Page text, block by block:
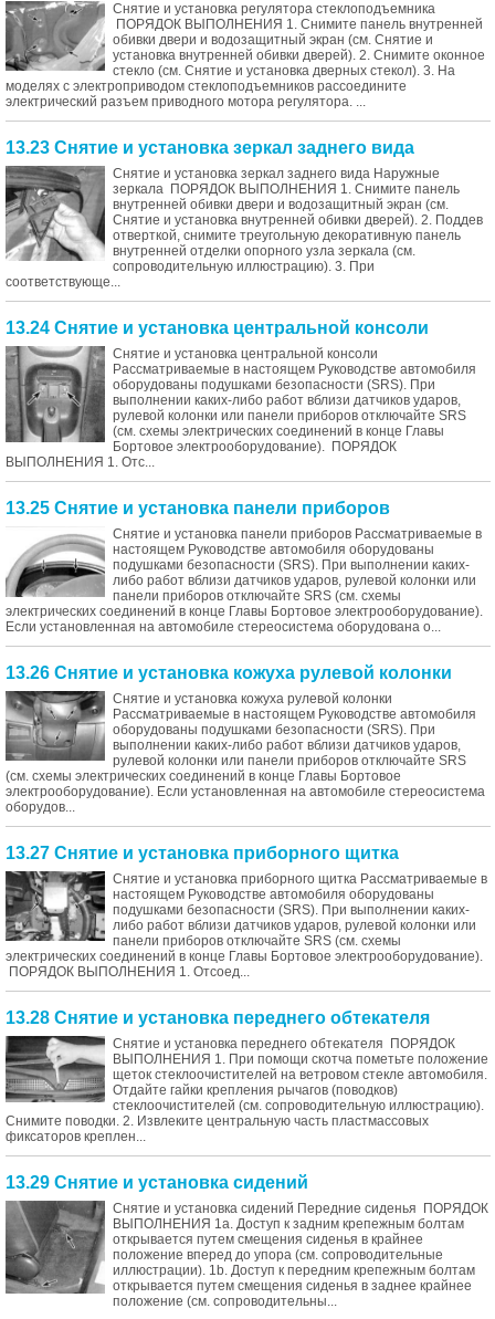
Снятие и установка регулятора стеклоподъемника
ПОРЯДОК ВЫПОЛНЕНИЯ 1. Снимите панель внутренней
обивки двери и водозащитный экран (см. Снятие и
установка внутренней обивки дверей). 2. Снимите оконное
стекло (см. Снятие и установка дверных стекол). 3. На
моделях с электроприводом стеклоподъемников рассоедините
электрический разъем приводного мотора регулятора. ...
13.23 Снятие и установка зеркал заднего вида
Снятие и установка зеркал заднего вида Наружные
зеркала ПОРЯДОК ВЫПОЛНЕНИЯ 1. Снимите панель
внутренней обивки двери и водозащитный экран (см.
Снятие и установка внутренней обивки дверей). 2. Поддев
отверткой, снимите треугольную декоративную панель
внутренней отделки опорного узла зеркала (см.
сопроводительную иллюстрацию). 3. При
соответствующе...
13.24 Снятие и установка центральной консоли
Снятие и установка центральной консоли
Рассматриваемые в настоящем Руководстве автомобиля
оборудованы подушками безопасности (SRS). При
выполнении каких-либо работ вблизи датчиков ударов,
рулевой колонки или панели приборов отключайте SRS
(см. схемы электрических соединений в конце Главы
Бортовое электрооборудование). ПОРЯДОК
ВЫПОЛНЕНИЯ 1. Отс...
13.25 Снятие и установка панели приборов
Снятие и установка панели приборов Рассматриваемые в
настоящем Руководстве автомобиля оборудованы
подушками безопасности (SRS). При выполнении каких-
либо работ вблизи датчиков ударов, рулевой колонки или
панели приборов отключайте SRS (см. схемы
электрических соединений в конце Главы Бортовое электрооборудование).
Если установленная на автомобиле стереосистема оборудована о...
13.26 Снятие и установка кожуха рулевой колонки
Снятие и установка кожуха рулевой колонки
Рассматриваемые в настоящем Руководстве автомобиля
оборудованы подушками безопасности (SRS). При
выполнении каких-либо работ вблизи датчиков ударов,
рулевой колонки или панели приборов отключайте SRS
(см. схемы электрических соединений в конце Главы Бортовое
электрооборудование). Если установленная на автомобиле стереосистема
оборудов...
13.27 Снятие и установка приборного щитка
Снятие и установка приборного щитка Рассматриваемые в
настоящем Руководстве автомобиля оборудованы
подушками безопасности (SRS). При выполнении каких-
либо работ вблизи датчиков ударов, рулевой колонки или
панели приборов отключайте SRS (см. схемы
электрических соединений в конце Главы Бортовое электрооборудование).
ПОРЯДОК ВЫПОЛНЕНИЯ 1. Отсоед...
13.28 Снятие и установка переднего обтекателя
Снятие и установка переднего обтекателя ПОРЯДОК
ВЫПОЛНЕНИЯ 1. При помощи скотча пометьте положение
щеток стеклоочистителей на ветровом стекле автомобиля.
Отдайте гайки крепления рычагов (поводков)
стеклоочистителей (см. сопроводительную иллюстрацию).
Снимите поводки. 2. Извлеките центральную часть пластмассовых
фиксаторов креплен...
13.29 Снятие и установка сидений
Снятие и установка сидений Передние сиденья ПОРЯДОК
ВЫПОЛНЕНИЯ 1a. Доступ к задним крепежным болтам
открывается путем смещения сиденья в крайнее
положение вперед до упора (см. сопроводительные
иллюстрации). 1b. Доступ к передним крепежным болтам
открывается путем смещения сиденья в заднее крайнее
положение (см. сопроводительны...